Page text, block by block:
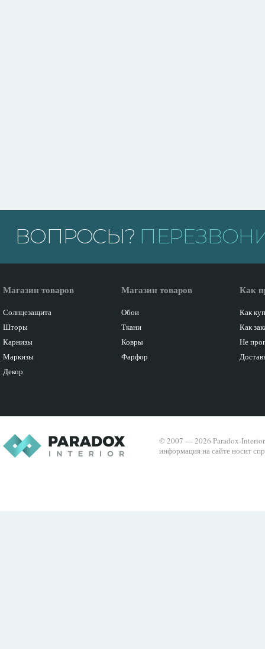
ВОПРОСЫ?
Магазин товаров
Солнцезащита
Шторы
Карнизы
Маркизы
Декор
Магазин товаров
Обои
Ткани
Ковры
Фарфор
Как
Как
Как
Не
© 2007 — 2026 Paradox-
информация на сайте носит